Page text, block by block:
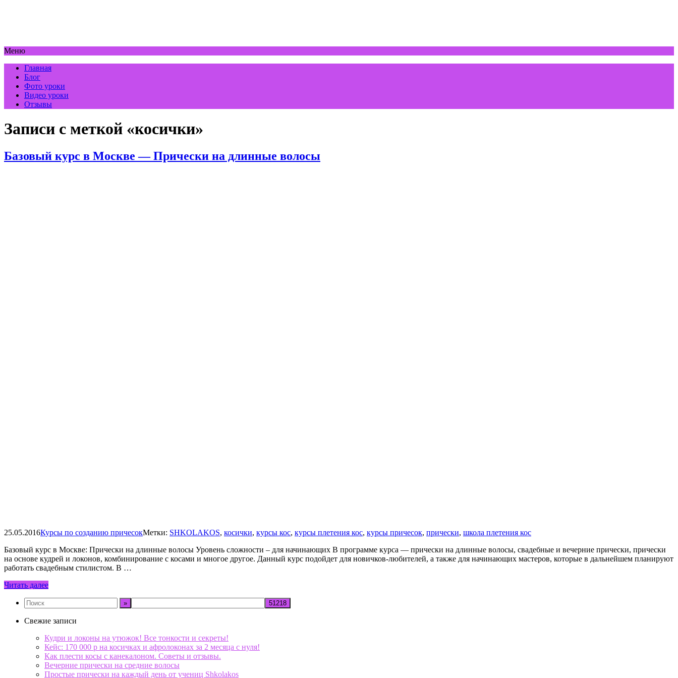
Меню
Главная
Блог
Фото уроки
Видео уроки
Отзывы
Записи с меткой «косички»
Базовый курс в Москве — Прически на длинные волосы
25.05.2016Курсы по созданию причесокМетки: SHKOLAKOS, косички, курсы кос, курсы плетения кос, курсы причесок, прически, школа плетения кос
Базовый курс в Москве: Прически на длинные волосы Уровень сложности – для начинающих В программе курса — прически на длинные волосы, свадебные и вечерние прически, прически
на основе кудрей и локонов, комбинирование с косами и многое другое. Данный курс подойдет для новичков-любителей, а также для начинающих мастеров, которые в дальнейшем планируют
работать свадебным стилистом. В …
Читать далее
Свежие записи
Кудри и локоны на утюжок! Все тонкости и секреты!
Кейс: 170 000 р на косичках и афролоконах за 2 месяца с нуля!
Как плести косы с канекалоном. Советы и отзывы.
Вечерние прически на средние волосы
Простые прически на каждый день от учениц Shkolakos